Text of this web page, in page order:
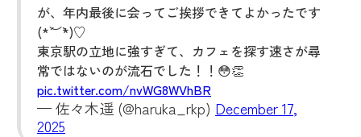
が、年内最後に会ってご挨拶できてよかったです
(*´︶`*)♡
東京駅の立地に強すぎて、カフェを探す速さが尋
常ではないのが流石でした！！😳👏
pic.twitter.com/nvWG8WVhBR
— 佐々木遥 (@haruka_rkp) December 17,
2025